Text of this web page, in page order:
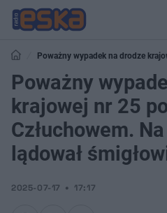
Poważny wypadek na drodze
miejscu lądował śmigłowiec LPR
Poważny
krajowej nr 25
Człuchowem.
lądował
2025-07-17 17:17